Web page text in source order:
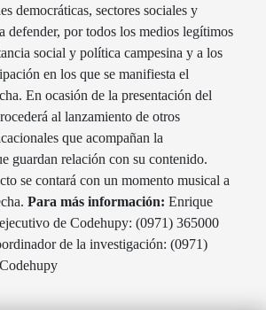
democráticas, sectores sociales y
defender, por todos los medios legítimos
social y política campesina y a los
en los que se manifiesta el
En ocasión de la presentación del
al lanzamiento de otros
que acompañan la
guardan relación con su contenido.
se contará con un momento musical a
Para más información: Enrique
de Codehupy: (0971) 365000
de la investigación: (0971)